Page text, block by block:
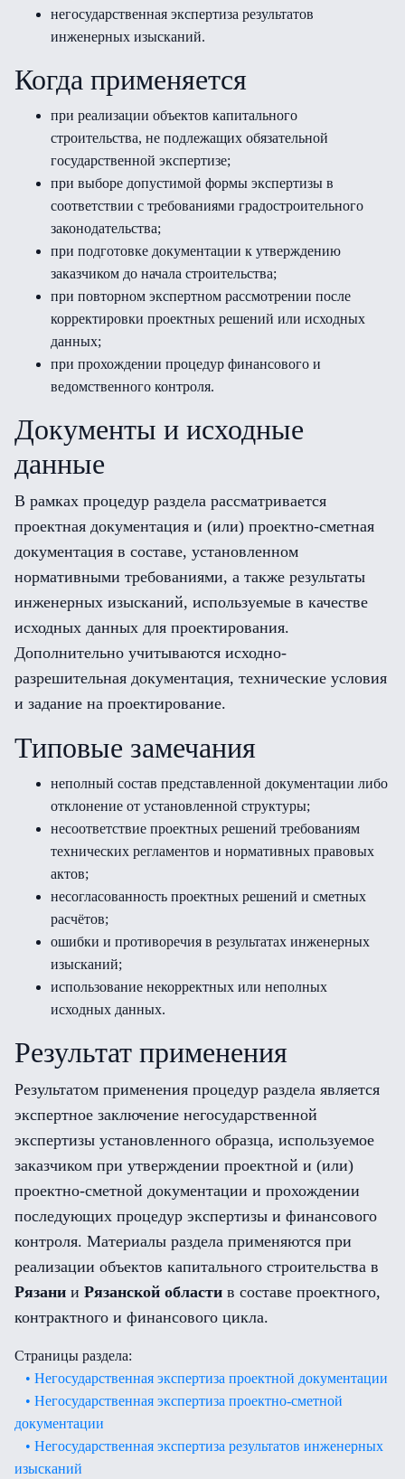
негосударственная экспертиза результатов
инженерных изысканий.
Когда применяется
при реализации объектов капитального
строительства, не подлежащих обязательной
государственной экспертизе;
при выборе допустимой формы экспертизы в
соответствии с требованиями градостроительного
законодательства;
при подготовке документации к утверждению
заказчиком до начала строительства;
при повторном экспертном рассмотрении после
корректировки проектных решений или исходных
данных;
при прохождении процедур финансового и
ведомственного контроля.
Документы и исходные
данные
В рамках процедур раздела рассматривается
проектная документация и (или) проектно-сметная
документация в составе, установленном
нормативными требованиями, а также результаты
инженерных изысканий, используемые в качестве
исходных данных для проектирования.
Дополнительно учитываются исходно-
разрешительная документация, технические условия
и задание на проектирование.
Типовые замечания
неполный состав представленной документации либо
отклонение от установленной структуры;
несоответствие проектных решений требованиям
технических регламентов и нормативных правовых
актов;
несогласованность проектных решений и сметных
расчётов;
ошибки и противоречия в результатах инженерных
изысканий;
использование некорректных или неполных
исходных данных.
Результат применения
Результатом применения процедур раздела является
экспертное заключение негосударственной
экспертизы установленного образца, используемое
заказчиком при утверждении проектной и (или)
проектно-сметной документации и прохождении
последующих процедур экспертизы и финансового
контроля. Материалы раздела применяются при
реализации объектов капитального строительства в
Рязани и Рязанской области в составе проектного,
контрактного и финансового цикла.
Страницы раздела:
• Негосударственная экспертиза проектной документации
• Негосударственная экспертиза проектно-сметной
документации
• Негосударственная экспертиза результатов инженерных
изысканий